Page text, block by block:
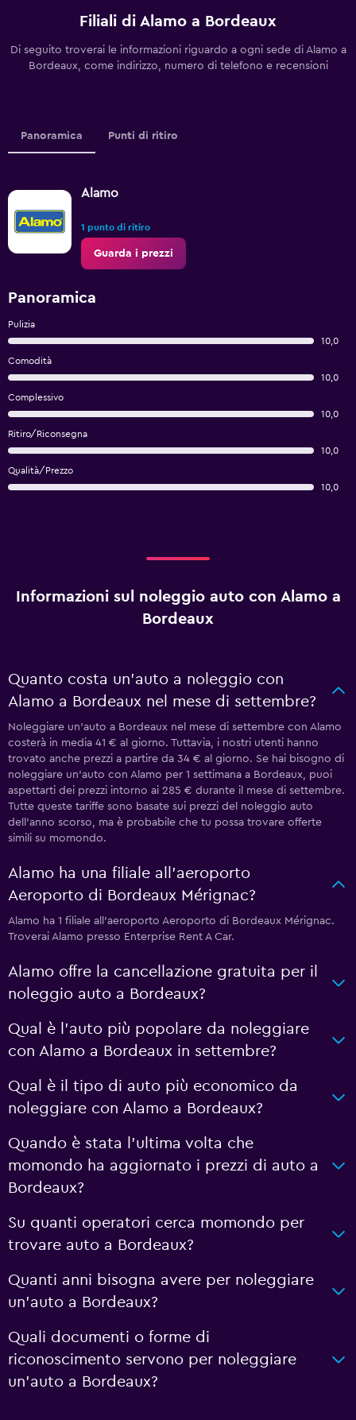
Filiali di Alamo a Bordeaux
Di seguito troverai le informazioni riguardo a ogni sede di Alamo a
Bordeaux, come indirizzo, numero di telefono e recensioni
Panoramica Punti di ritiro
Alamo
1 punto di ritiro
Guarda i prezzi
Panoramica
Pulizia
10,0
Comodità
10,0
Complessivo
10,0
Ritiro/Riconsegna
10,0
Qualità/Prezzo
10,0
Informazioni sul noleggio auto con Alamo a
Bordeaux
Quanto costa un'auto a noleggio con
Alamo a Bordeaux nel mese di settembre?
Noleggiare un'auto a Bordeaux nel mese di settembre con Alamo
costerà in media 41 € al giorno. Tuttavia, i nostri utenti hanno
trovato anche prezzi a partire da 34 € al giorno. Se hai bisogno di
noleggiare un'auto con Alamo per 1 settimana a Bordeaux, puoi
aspettarti dei prezzi intorno ai 285 € durante il mese di settembre.
Tutte queste tariffe sono basate sui prezzi del noleggio auto
dell'anno scorso, ma è probabile che tu possa trovare offerte
simili su momondo.
Alamo ha una filiale all'aeroporto
Aeroporto di Bordeaux Mérignac?
Alamo ha 1 filiale all'aeroporto Aeroporto di Bordeaux Mérignac.
Troverai Alamo presso Enterprise Rent A Car.
Alamo offre la cancellazione gratuita per il
noleggio auto a Bordeaux?
Qual è l'auto più popolare da noleggiare
con Alamo a Bordeaux in settembre?
Qual è il tipo di auto più economico da
noleggiare con Alamo a Bordeaux?
Quando è stata l'ultima volta che
momondo ha aggiornato i prezzi di auto a
Bordeaux?
Su quanti operatori cerca momondo per
trovare auto a Bordeaux?
Quanti anni bisogna avere per noleggiare
un'auto a Bordeaux?
Quali documenti o forme di
riconoscimento servono per noleggiare
un'auto a Bordeaux?